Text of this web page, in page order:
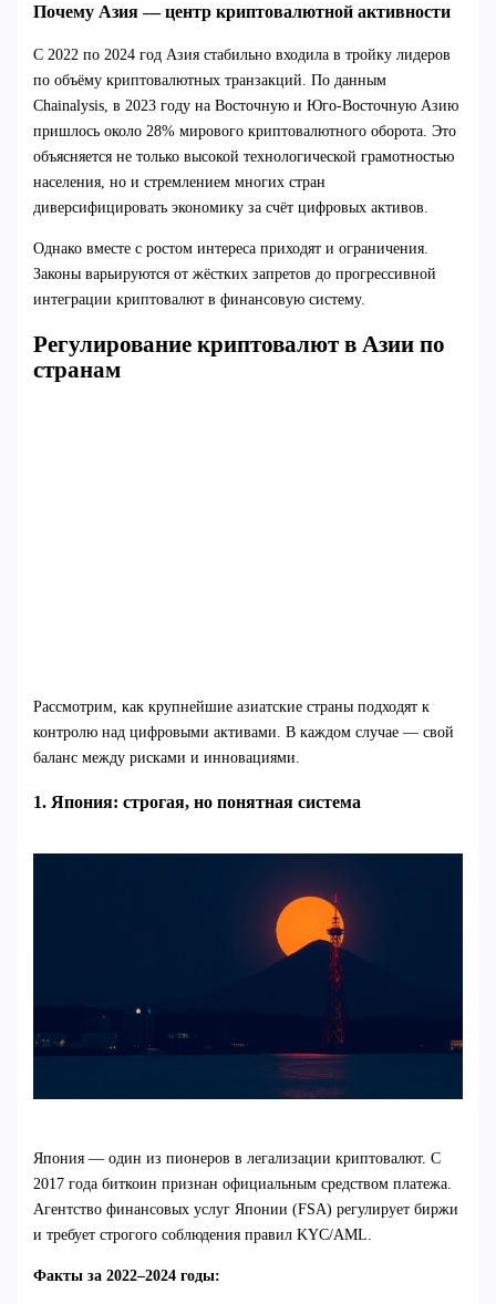
Почему Азия — центр криптовалютной активности
С 2022 по 2024 год Азия стабильно входила в тройку лидеров
по объёму криптовалютных транзакций. По данным
Chainalysis, в 2023 году на Восточную и Юго-Восточную Азию
пришлось около 28% мирового криптовалютного оборота. Это
объясняется не только высокой технологической грамотностью
населения, но и стремлением многих стран
диверсифицировать экономику за счёт цифровых активов.
Однако вместе с ростом интереса приходят и ограничения.
Законы варьируются от жёстких запретов до прогрессивной
интеграции криптовалют в финансовую систему.
Регулирование криптовалют в Азии по
странам
Рассмотрим, как крупнейшие азиатские страны подходят к
контролю над цифровыми активами. В каждом случае — свой
баланс между рисками и инновациями.
1. Япония: строгая, но понятная система
Япония — один из пионеров в легализации криптовалют. С
2017 года биткоин признан официальным средством платежа.
Агентство финансовых услуг Японии (FSA) регулирует биржи
и требует строгого соблюдения правил KYC/AML.
Факты за 2022–2024 годы: